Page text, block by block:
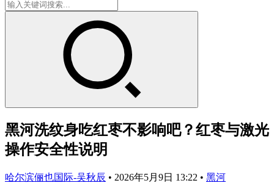
黑河洗纹身吃红枣不影响吧？红枣与激光
操作安全性说明
哈尔滨俪也国际-吴秋辰 • 2026年5月9日 13:22 • 黑河